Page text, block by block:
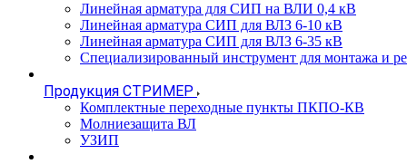
Линейная арматура для СИП на ВЛИ 0,4 кВ
Линейная арматура СИП для ВЛЗ 6-10 кВ
Линейная арматура СИП для ВЛЗ 6-35 кВ
Специализированный инструмент для монтажа и
Продукция СТРИМЕР
Комплектные переходные пункты ПКПО-КВ
Молниезащита ВЛ
УЗИП